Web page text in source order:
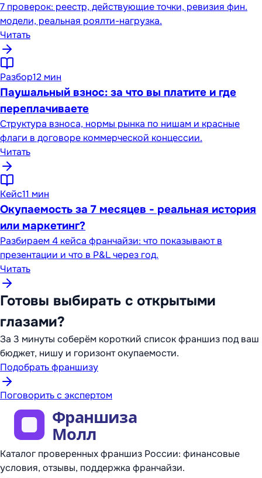
7 проверок: реестр, действующие точки, ревизия фин.
модели, реальная роялти-нагрузка.
Читать
Разбор12 мин
Паушальный взнос: за что вы платите и где
переплачиваете
Структура взноса, нормы рынка по нишам и красные
флаги в договоре коммерческой концессии.
Читать
Кейс11 мин
Окупаемость за 7 месяцев - реальная история
или маркетинг?
Разбираем 4 кейса франчайзи: что показывают в
презентации и что в P&L через год.
Читать
Готовы выбирать с открытыми
глазами?
За 3 минуты соберём короткий список франшиз под ваш
бюджет, нишу и горизонт окупаемости.
Подобрать франшизу
Поговорить с экспертом
Каталог проверенных франшиз России: финансовые
условия, отзывы, поддержка франчайзи.